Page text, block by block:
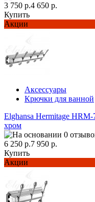
3 750 р.4 650 р.
Купить
Акции
Аксессуары
Крючки для ванной
Elghansa Hermitage
хром
6 250 р.7 950 р.
Купить
Акции